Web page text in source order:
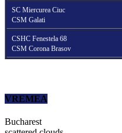
SC Miercurea Ciuc
CSM Galati
CSHC Fenestela 68
CSM Corona Brasov
VREMEA
Bucharest